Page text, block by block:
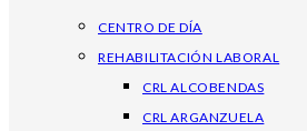
CENTRO DE DÍA
REHABILITACIÓN LABORAL
CRL ALCOBENDAS
CRL ARGANZUELA